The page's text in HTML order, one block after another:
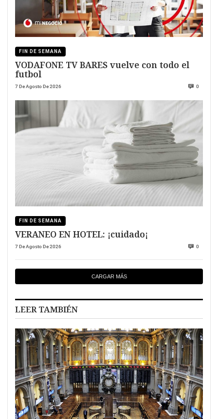
FIN DE SEMANA
VODAFONE TV BARES vuelve con todo el
futbol
7 De Agosto De 2026 0
FIN DE SEMANA
VERANEO EN HOTEL: ¡cuidado¡
7 De Agosto De 2026 0
CARGAR MÁS
LEER TAMBIÉN